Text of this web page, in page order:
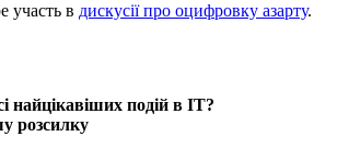
участь в дискусії про оцифровку азарту.
найцікавіших подій в ІТ?
розсилку